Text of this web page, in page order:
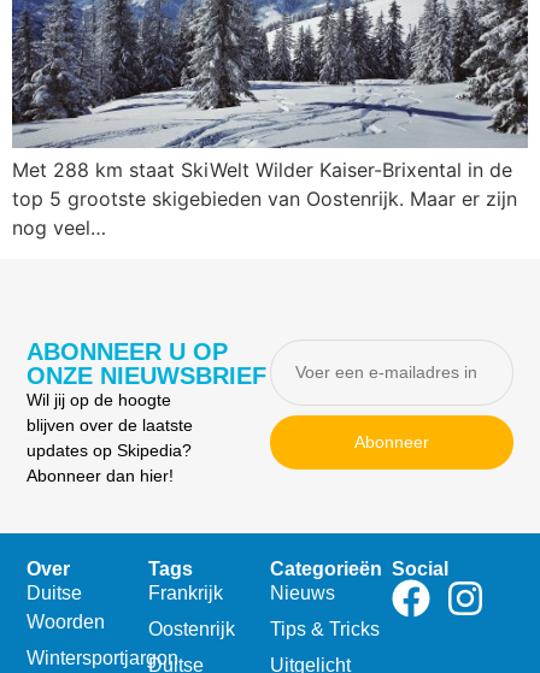
Met 288 km staat SkiWelt Wilder Kaiser-Brixental in de
top 5 grootste skigebieden van Oostenrijk. Maar er zijn
nog veel…
ABONNEER U OP
ONZE NIEUWSBRIEF
Wil jij op de hoogte
blijven over de laatste
updates op Skipedia?
Abonneer dan hier!
Abonneer
Over
Duitse
Woorden
Wintersportjargon
Tags
Frankrijk
Oostenrijk
Duitse
Categorieën
Nieuws
Tips & Tricks
Uitgelicht
Social